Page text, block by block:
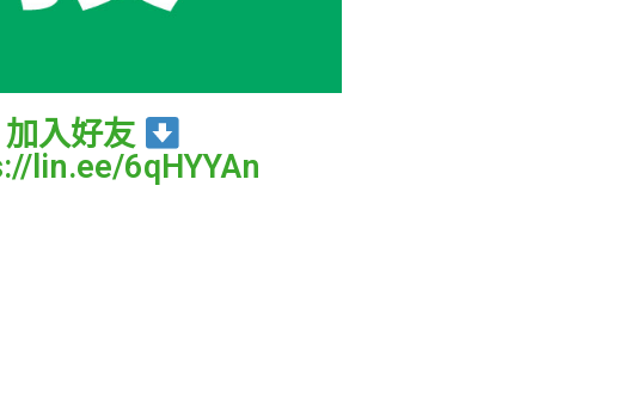
加入好友
lin.ee/6qHYYAn